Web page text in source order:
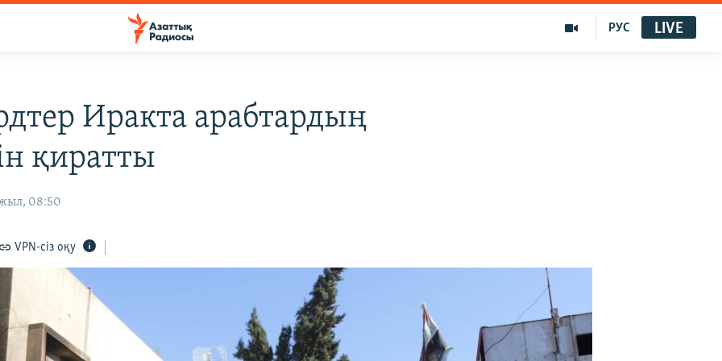
РУС LIVE
Иракта арабтардың
қиратты
08:50
VPN-сіз оқу